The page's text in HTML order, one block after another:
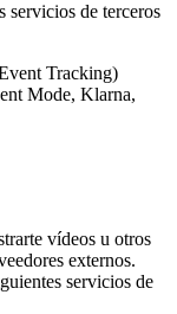
servicios de terceros
Tracking)
Mode, Klarna,
vídeos u otros
externos.
servicios de